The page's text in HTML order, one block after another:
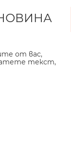
от вас,
текст,